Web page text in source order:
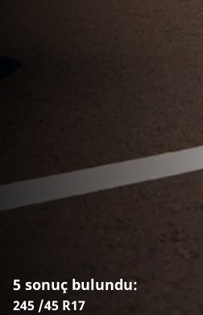
5 sonuç bulundu:
245 /45 R17